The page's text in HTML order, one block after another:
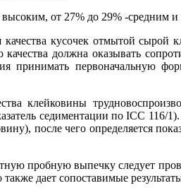
от 27% до 29% -средним
качества кусочек отмытой
должна оказывать
принимать первоначальную
клейковины
седиментации по ICC
после чего определяется
пробную выпечку следует
дает сопоставимые